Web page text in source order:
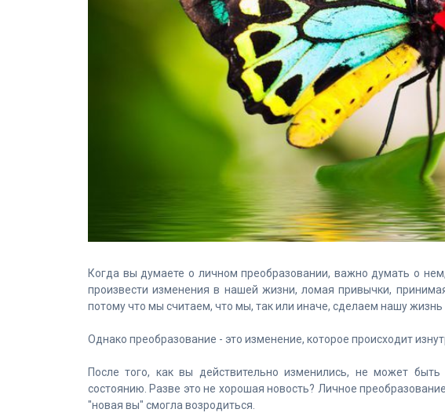
Когда вы думаете о личном преобразовании, важно думать о
произвести изменения в нашей жизни, ломая привычки,
потому что мы считаем, что мы, так или иначе, сделаем нашу жизнь
Однако преобразование - это изменение, которое происходит
После того, как вы действительно изменились, не может
состоянию. Разве это не хорошая новость? Личное
"новая вы" смогла возродиться.